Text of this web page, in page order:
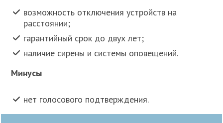
возможность отключения устройств на
расстоянии;
гарантийный срок до двух лет;
наличие сирены и системы оповещений.
Минусы
нет голосового подтверждения.